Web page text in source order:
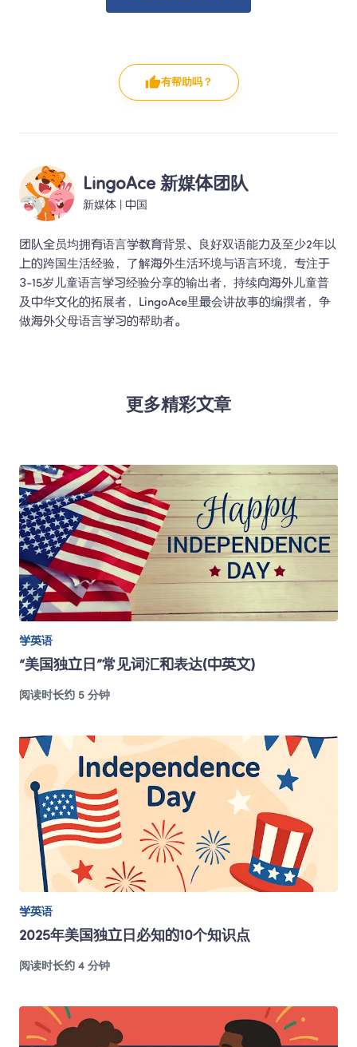
有帮助吗？
LingoAce 新媒体团队
新媒体 中国
团队全员均拥有语言学教育背景、良好双语能力及至少2年以
上的跨国生活经验，了解海外生活环境与语言环境，专注于
3-15岁儿童语言学习经验分享的输出者，持续向海外儿童普
及中华文化的拓展者，LingoAce里最会讲故事的编撰者，争
做海外父母语言学习的帮助者。
更多精彩文章
学英语
“美国独立日”常见词汇和表达(中英文)
阅读时长约 5 分钟
学英语
2025年美国独立日必知的10个知识点
阅读时长约 4 分钟